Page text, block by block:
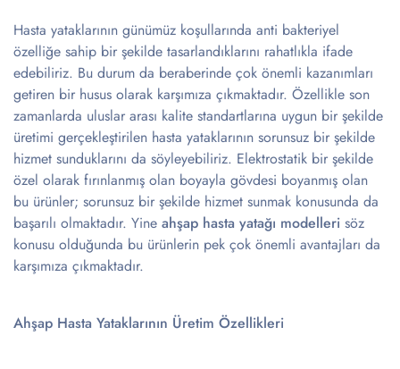
Hasta yataklarının günümüz koşullarında anti bakteriyel
özelliğe sahip bir şekilde tasarlandıklarını rahatlıkla ifade
edebiliriz. Bu durum da beraberinde çok önemli kazanımları
getiren bir husus olarak karşımıza çıkmaktadır. Özellikle son
zamanlarda uluslar arası kalite standartlarına uygun bir şekilde
üretimi gerçekleştirilen hasta yataklarının sorunsuz bir şekilde
hizmet sunduklarını da söyleyebiliriz. Elektrostatik bir şekilde
özel olarak fırınlanmış olan boyayla gövdesi boyanmış olan
bu ürünler; sorunsuz bir şekilde hizmet sunmak konusunda da
başarılı olmaktadır. Yine ahşap hasta yatağı modelleri söz
konusu olduğunda bu ürünlerin pek çok önemli avantajları da
karşımıza çıkmaktadır.
Ahşap Hasta Yataklarının Üretim Özellikleri